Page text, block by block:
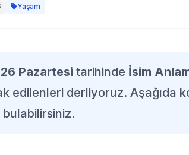
Yaşam
Pazartesi tarihinde İsim
edilenleri derliyoruz. Aşağıda